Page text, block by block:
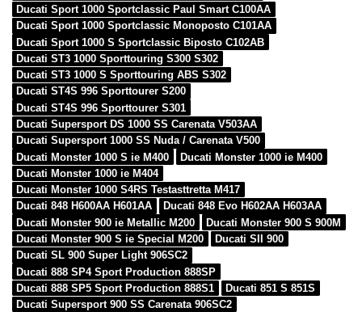
Ducati Sport 1000 Sportclassic Paul Smart C100AA
Ducati Sport 1000 Sportclassic Monoposto C101AA
Ducati Sport 1000 S Sportclassic Biposto C102AB
Ducati ST3 1000 Sporttouring S300 S302
Ducati ST3 1000 S Sporttouring ABS S302
Ducati ST4S 996 Sporttourer S200
Ducati ST4S 996 Sporttourer S301
Ducati Supersport DS 1000 SS Carenata V503AA
Ducati Supersport 1000 SS Nuda / Carenata V500
Ducati Monster 1000 S ie M400
Ducati Monster 1000 ie M400
Ducati Monster 1000 ie M404
Ducati Monster 1000 S4RS Testasttretta M417
Ducati 848 H600AA H601AA
Ducati 848 Evo H602AA H603AA
Ducati Monster 900 ie Metallic M200
Ducati Monster 900 S 900M
Ducati Monster 900 S ie Special M200
Ducati SII 900
Ducati SL 900 Super Light 906SC2
Ducati 888 SP4 Sport Production 888SP
Ducati 888 SP5 Sport Production 888S1
Ducati 851 S 851S
Ducati Supersport 900 SS Carenata 906SC2